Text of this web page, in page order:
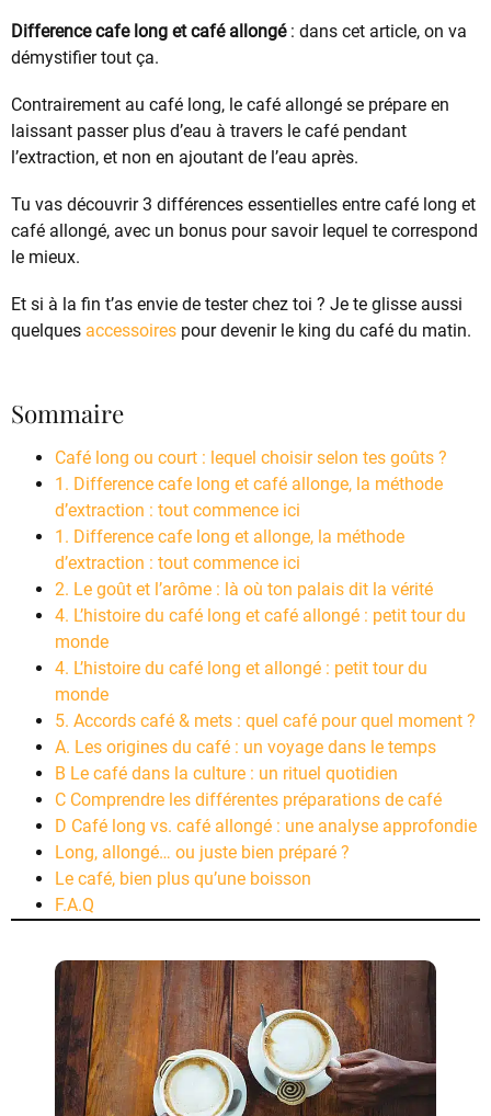
Difference cafe long et café allongé: dans cet article, on va
démystifier tout ça.
Contrairement au café long, le café allongé se prépare en
laissant passer plus d’eau à travers le café pendant
l’extraction, et non en ajoutant de l’eau après.
Tu vas découvrir 3 différences essentielles entre café long et
café allongé, avec un bonus pour savoir lequel te correspond
le mieux.
Et si à la fin t’as envie de tester chez toi ? Je te glisse aussi
quelques accessoires pour devenir le king du café du matin.
Sommaire
Café long ou court : lequel choisir selon tes goûts ?
1. Difference cafe long et café allonge, la méthode
d’extraction : tout commence ici
1. Difference cafe long et allonge, la méthode
d’extraction : tout commence ici
2. Le goût et l’arôme : là où ton palais dit la vérité
4. L’histoire du café long et café allongé : petit tour du
monde
4. L’histoire du café long et allongé : petit tour du
monde
5. Accords café & mets : quel café pour quel moment ?
A. Les origines du café : un voyage dans le temps
B Le café dans la culture : un rituel quotidien
C Comprendre les différentes préparations de café
D Café long vs. café allongé : une analyse approfondie
Long, allongé… ou juste bien préparé ?
Le café, bien plus qu’une boisson
F.A.Q